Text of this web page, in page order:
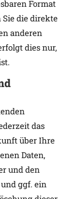
Format
Sie die direkte
anderen
dies nur,
das
über Ihre
Daten,
und den
ggf. ein